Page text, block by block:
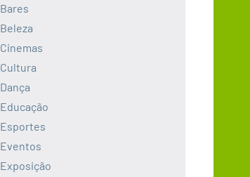
Bares
Beleza
Cinemas
Cultura
Dança
Educação
Esportes
Eventos
Exposição